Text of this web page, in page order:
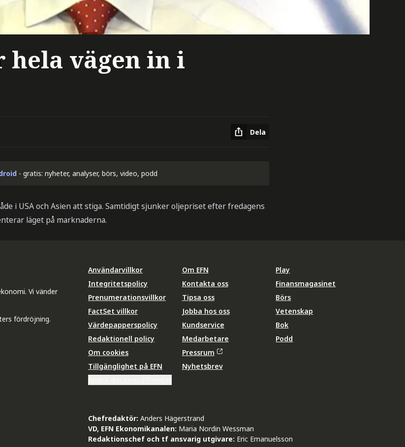
hela vägen in i
Dela
- gratis: nyheter, analyser, börs, video, podd
i USA och Asien att stiga. Samtidigt sjunker oljepriset efter fredagens
läget på marknaderna.
Vi vänder
fördröjning.
Användarvillkor
Integritetspolicy
Prenumerationsvillkor
FactSet villkor
Värdepapperspolicy
Redaktionell policy
Om cookies
Tillgänglighet på EFN
Om EFN
Kontakta oss
Tipsa oss
Jobba hos oss
Kundservice
Medarbetare
Pressrum
Nyhetsbrev
Play
Finansmagasinet
Börs
Vetenskap
Bok
Podd
Chefredaktör: Anders Hägerstrand
VD, EFN Ekonomikanalen: Maria Nordin Wessman
Redaktionschef och tf ansvarig utgivare: Eric Emanuelsson